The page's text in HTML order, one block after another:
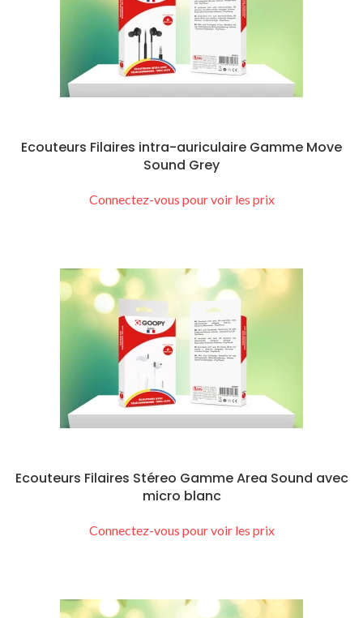
Ecouteurs Filaires intra-auriculaire Gamme Move
Sound Grey
Connectez-vous pour voir les prix
Ecouteurs Filaires Stéreo Gamme Area Sound avec
micro blanc
Connectez-vous pour voir les prix